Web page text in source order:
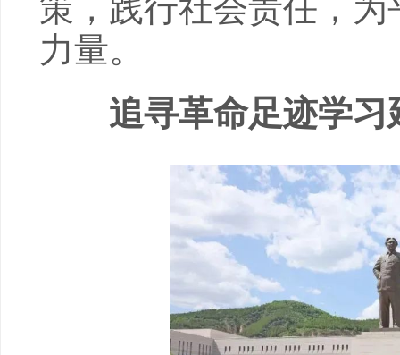
策，践行社会责任，
力量。
追寻革命足迹学习